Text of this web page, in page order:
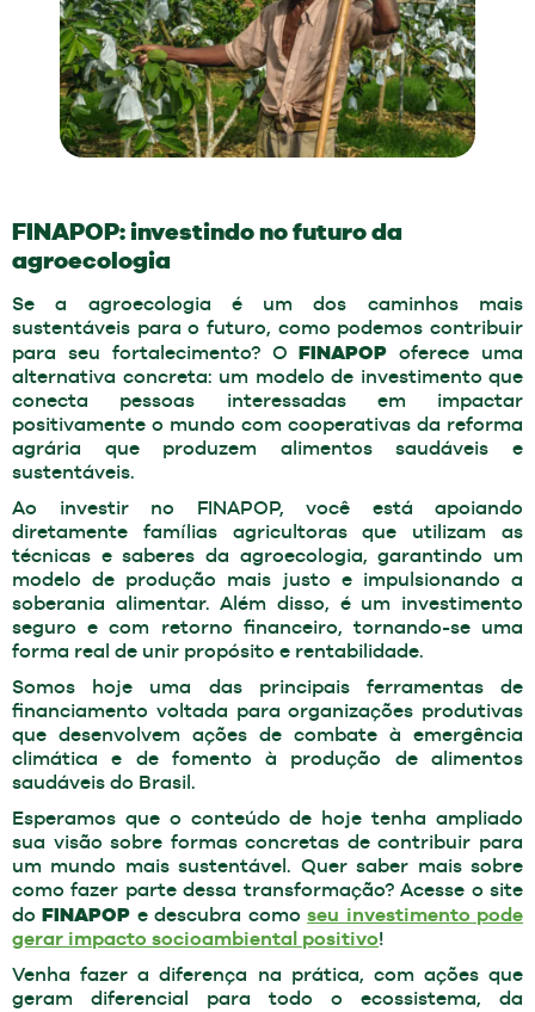
FINAPOP: investindo no futuro da
agroecologia
Se a agroecologia é um dos caminhos mais
sustentáveis para o futuro, como podemos contribuir
para seu fortalecimento? OFINAPOP oferece uma
alternativa concreta: um modelo de investimento que
conecta pessoas interessadas em impactar
positivamente o mundo com cooperativas da reforma
agrária que produzem alimentos saudáveis e
sustentáveis.
Ao investir no FINAPOP, você está apoiando
diretamente famílias agricultoras que utilizam as
técnicas e saberes da agroecologia, garantindo um
modelo de produção mais justo e impulsionando a
soberania alimentar. Além disso, é um investimento
seguro e com retorno financeiro, tornando-se uma
forma real de unir propósito e rentabilidade.
Somos hoje uma das principais ferramentas de
financiamento voltada para organizações produtivas
que desenvolvem ações de combate à emergência
climática e de fomento à produção de alimentos
saudáveis do Brasil.
Esperamos que o conteúdo de hoje tenha ampliado
sua visão sobre formas concretas de contribuir para
um mundo mais sustentável. Quer saber mais sobre
como fazer parte dessa transformação? Acesse o site
doFINAPOP e descubra comoseu investimento pode
gerar impacto socioambiental positivo!
Venha fazer a diferença na prática, com ações que
geram diferencial para todo o ecossistema, da